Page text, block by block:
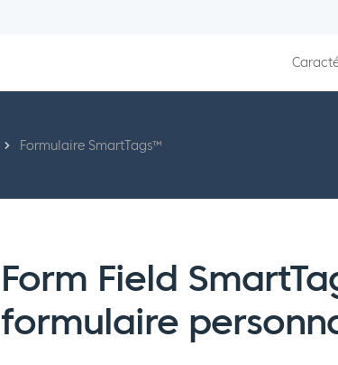
Formulaire SmartTags™
Form Field
formulaire